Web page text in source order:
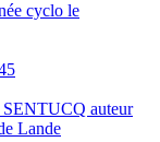
cyclo le
SENTUCQ auteur
Lande